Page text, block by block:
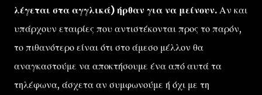
λέγεται στα αγγλικά) ήρθαν για να μείνουν. Αν και
υπάρχουν εταιρίες που αντιστέκονται προς το παρόν,
το πιθανότερο είναι ότι στο άμεσο μέλλον θα
αναγκαστούμε να αποκτήσουμε ένα από αυτά τα
τηλέφωνα, άσχετα αν συμφωνούμε ή όχι με τη